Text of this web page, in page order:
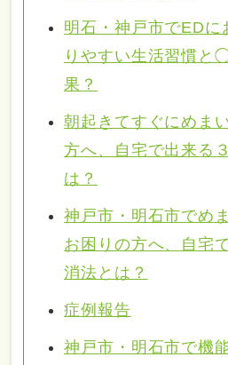
明石・神戸市でEDに
りやすい生活習慣
果？
朝起きてすぐにめま
方へ、自宅で出来る
は？
神戸市・明石市でめ
お困りの方へ、自宅
消法とは？
症例報告
神戸市・明石市で機